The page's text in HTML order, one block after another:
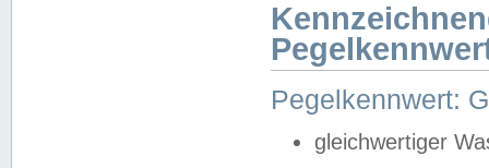
Pegelkennwert:
gleichwertiger